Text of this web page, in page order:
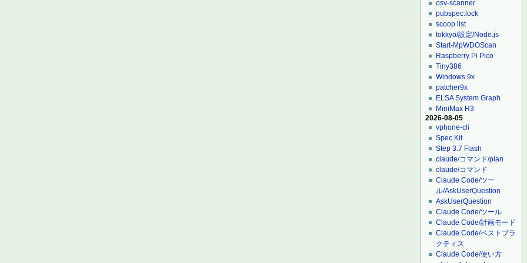
osv-scanner
pubspec.lock
scoop list
tokkyo/設定/Node.js
Start-MpWDOScan
Raspberry Pi Pico
Tiny386
Windows 9x
patcher9x
ELSA System Graph
MiniMax H3
2026-08-05
vphone-cli
Spec Kit
Step 3.7 Flash
claude/コマンド/plan
claude/コマンド
Claude Code/ツー
ル/AskUserQuestion
AskUserQuestion
Claude Code/ツール
Claude Code/計画モード
Claude Code/ベストプラ
クティス
Claude Code/使い方